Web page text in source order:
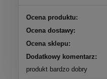
Ocena produktu:
Ocena dostawy:
Ocena sklepu:
Dodatkowy komentarz:
produkt bardzo dobry